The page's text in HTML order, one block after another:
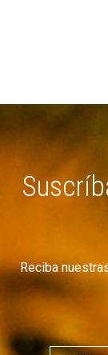
Reciba